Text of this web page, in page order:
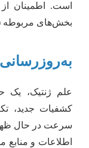
است. اطمینان
بخش‌های مربوطه
علم ژنتیک، یک
کشفیات جدید،
سرعت در حال ظهور
اطلاعات و منابع